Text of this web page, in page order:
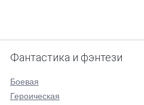
Фантастика и фэнтези
Боевая
Героическая